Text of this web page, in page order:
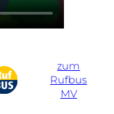
zum
Rufbus
MV